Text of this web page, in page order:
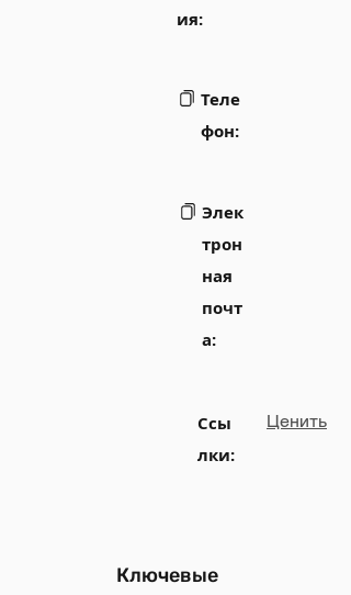
ия:
Теле
фон:
Элек
трон
ная
почт
а:
Ссы
лки:
Ценить
Ключевые